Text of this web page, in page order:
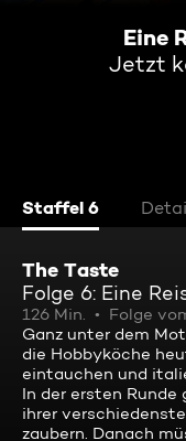
Eine
Jetzt
Staffel 6
The Taste
Folge 6: Eine
126 Min. Folge
Ganz unter dem
die Hobbyköche
eintauchen und
In der ersten
ihrer
zaubern. Danach